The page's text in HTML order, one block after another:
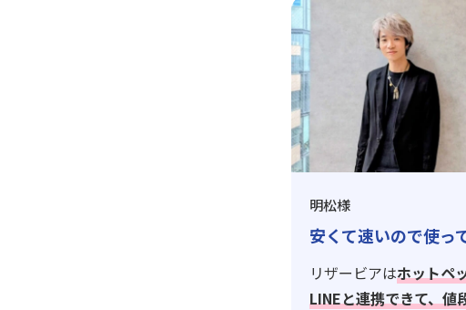
明松様
安くて速いので使っ
リザービアはホットペ
LINEと連携できて、値